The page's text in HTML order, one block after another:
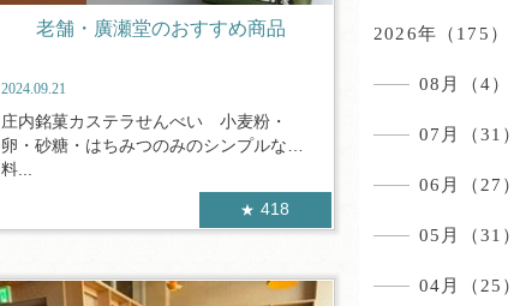
老舗・廣瀬堂のおすすめ商品
2024.09.21
庄内銘菓カステラせんべい 小麦粉・
卵・砂糖・はちみつのみのシンプルな材
料...
418
2026年（175）
08月（4）
07月（31）
06月（27）
05月（31）
04月（25）